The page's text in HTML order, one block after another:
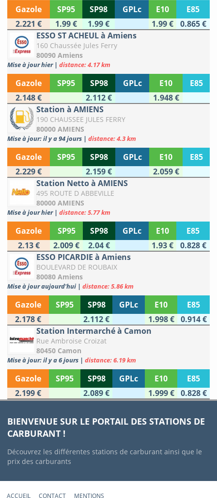
Gazole SP95 SP98 GPLc E10
E85
2.221 €
1.99 € 1.99 € 1.99 €
0.865 €
ESSO ST ACHEUL à Amiens
160 Chaussée Jules Ferry
80090 Amiens
Mise à jour hier | distance: 4.17 km
Gazole SP95 SP98 GPLc E10
E85
2.148 €
2.112 €
1.948 €
Station à AMIENS
190 CHAUSSEE JULES FERRY
80000 AMIENS
Mise à jour: il y a 94 jours | distance: 4.3 km
Gazole SP95 SP98 GPLc E10
E85
2.229 €
2.159 €
2.059 €
Station Netto à AMIENS
495 ROUTE D ABBEVILLE
80000 AMIENS
Mise à jour hier | distance: 5.77 km
Gazole SP95 SP98 GPLc E10
E85
2.13 €
2.009 € 2.04 € 1.93 €
0.828 €
ESSO PICARDIE à Amiens
BOULEVARD DE ROUBAIX
80080 Amiens
Mise à jour aujourd'hui | distance: 5.86 km
Gazole SP95 SP98 GPLc E10
E85
2.178 €
2.112 € 1.998 €
0.914 €
Station Intermarché à Camon
Rue Ambroise Croizat
80450 Camon
Mise à jour: il y a 6 jours | distance: 6.19 km
Gazole SP95 SP98 GPLc E10
E85
2.199 €
2.089 € 1.999 € 0.828 €
BIENVENUE SUR LE PORTAIL DES STATIONS DE
CARBURANT !
Découvrez les différentes stations de carburant ainsi que le
prix des carburants
ACCUEIL CONTACT MENTIONS